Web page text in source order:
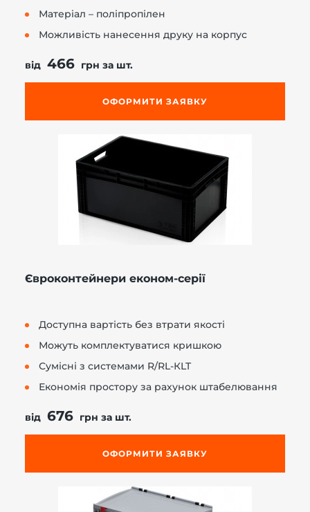
Матеріал – поліпропілен
Можливість нанесення друку на корпус
від 466 грн за шт.
ОФОРМИТИ ЗАЯВКУ
Євроконтейнери економ-серії
Доступна вартість без втрати якості
Можуть комплектуватися кришкою
Сумісні з системами R/RL-КLT
Економія простору за рахунок штабелювання
від 676 грн за шт.
ОФОРМИТИ ЗАЯВКУ